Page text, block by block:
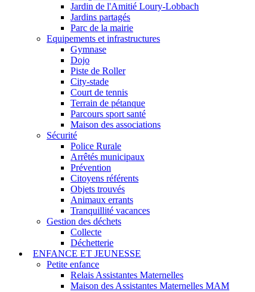
Jardin de l'Amitié Loury-Lobbach
Jardins partagés
Parc de la mairie
Equipements et infrastructures
Gymnase
Dojo
Piste de Roller
City-stade
Court de tennis
Terrain de pétanque
Parcours sport santé
Maison des associations
Sécurité
Police Rurale
Arrêtés municipaux
Prévention
Citoyens référents
Objets trouvés
Animaux errants
Tranquillité vacances
Gestion des déchets
Collecte
Déchetterie
ENFANCE ET JEUNESSE
Petite enfance
Relais Assistantes Maternelles
Maison des Assistantes Maternelles MAM